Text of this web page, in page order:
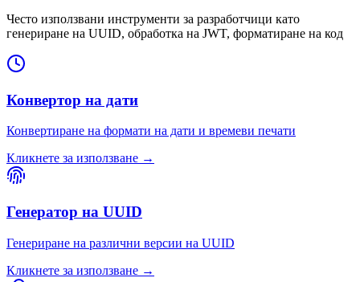
Често използвани инструменти за разработчици като
генериране на UUID, обработка на JWT, форматиране на код
Конвертор на дати
Конвертиране на формати на дати и времеви печати
Кликнете за използване →
Генератор на UUID
Генериране на различни версии на UUID
Кликнете за използване →